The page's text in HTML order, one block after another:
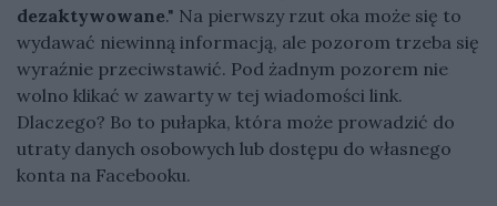
dezaktywowane." Na pierwszy rzut oka może się to
wydawać niewinną informacją, ale pozorom trzeba się
wyraźnie przeciwstawić. Pod żadnym pozorem nie
wolno klikać w zawarty w tej wiadomości link.
Dlaczego? Bo to pułapka, która może prowadzić do
utraty danych osobowych lub dostępu do własnego
konta na Facebooku.